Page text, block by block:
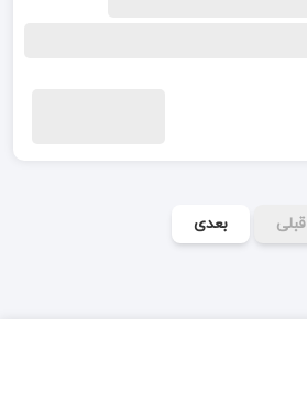
قبلی بعدی